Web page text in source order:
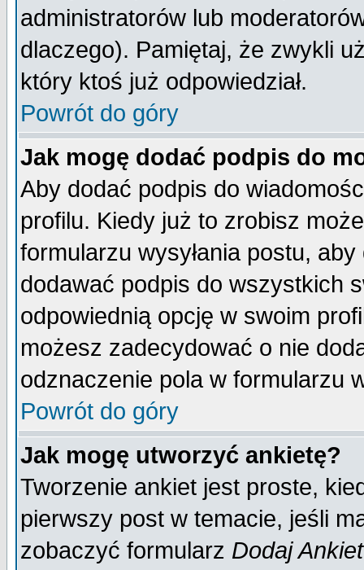
administratorów lub
dlaczego). Pamiętaj, że zwykli
który ktoś już odpowiedział.
Powrót do góry
Jak mogę dodać podpis do
Aby dodać podpis do
profilu. Kiedy już to zrobisz
formularzu wysyłania postu,
dodawać podpis do wszystkich
odpowiednią opcję w swoim
możesz zadecydować o nie
odznaczenie pola w formularzu
Powrót do góry
Jak mogę utworzyć ankietę?
Tworzenie ankiet jest proste,
pierwszy post w temacie, jeśli
zobaczyć formularz Dodaj